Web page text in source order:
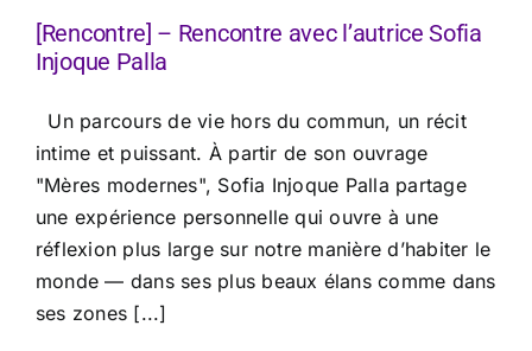
[Rencontre] – Rencontre avec l’autrice Sofia
Injoque Palla
Un parcours de vie hors du commun, un récit
intime et puissant. À partir de son ouvrage
"Mères modernes", Sofia Injoque Palla partage
une expérience personnelle qui ouvre à une
réflexion plus large sur notre manière d’habiter le
monde — dans ses plus beaux élans comme dans
ses zones [...]